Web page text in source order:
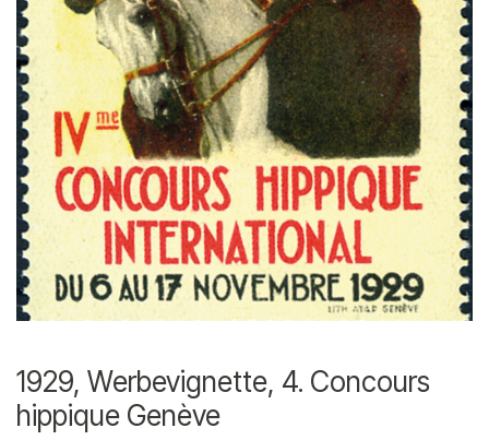
1929, Werbevignette, 4. Concours
hippique Genève